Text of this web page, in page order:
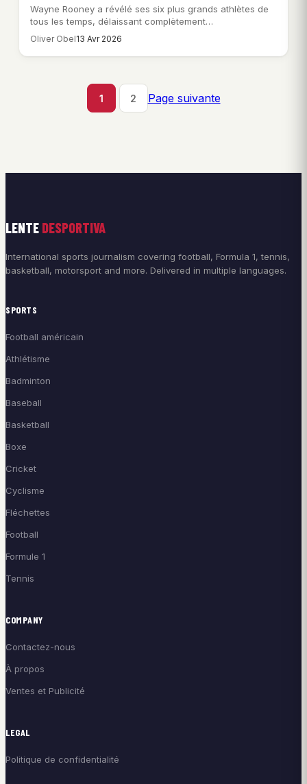
Wayne Rooney a révélé ses six plus grands athlètes de
tous les temps, délaissant complètement…
Oliver Obel13 Avr 2026
1 2 Page suivante
LENTE DESPORTIVA
International sports journalism covering football, Formula 1, tennis,
basketball, motorsport and more. Delivered in multiple languages.
SPORTS
Football américain
Athlétisme
Badminton
Baseball
Basketball
Boxe
Cricket
Cyclisme
Fléchettes
Football
Formule 1
Tennis
COMPANY
Contactez-nous
À propos
Ventes et Publicité
LEGAL
Politique de confidentialité